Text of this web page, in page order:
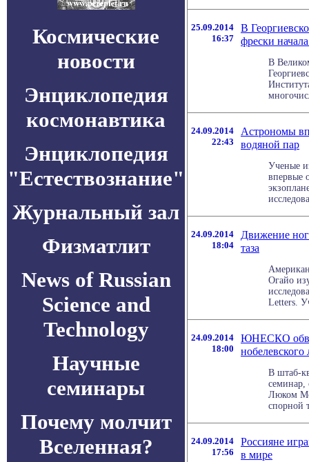
Космические
новости
Энциклопедия
космонавтика
Энциклопедия
"Естествознание"
Журнальный зал
Физматлит
News of Russian
Science and
Technology
Научные
семинары
Почему молчит
Вселенная?
25.09.2014
16:37
В
фрески
В
24.09.2014
22:43
Астрономы
водяной пар
Ученые
впервые
24.09.2014
18:04
Движение
таза
Огайо
Letters.
24.09.2014
18:00
ЮНЕСКО
нобелевского
В штаб-
семинар,
Люком
спорной
24.09.2014
17:56
Россияне
в мире